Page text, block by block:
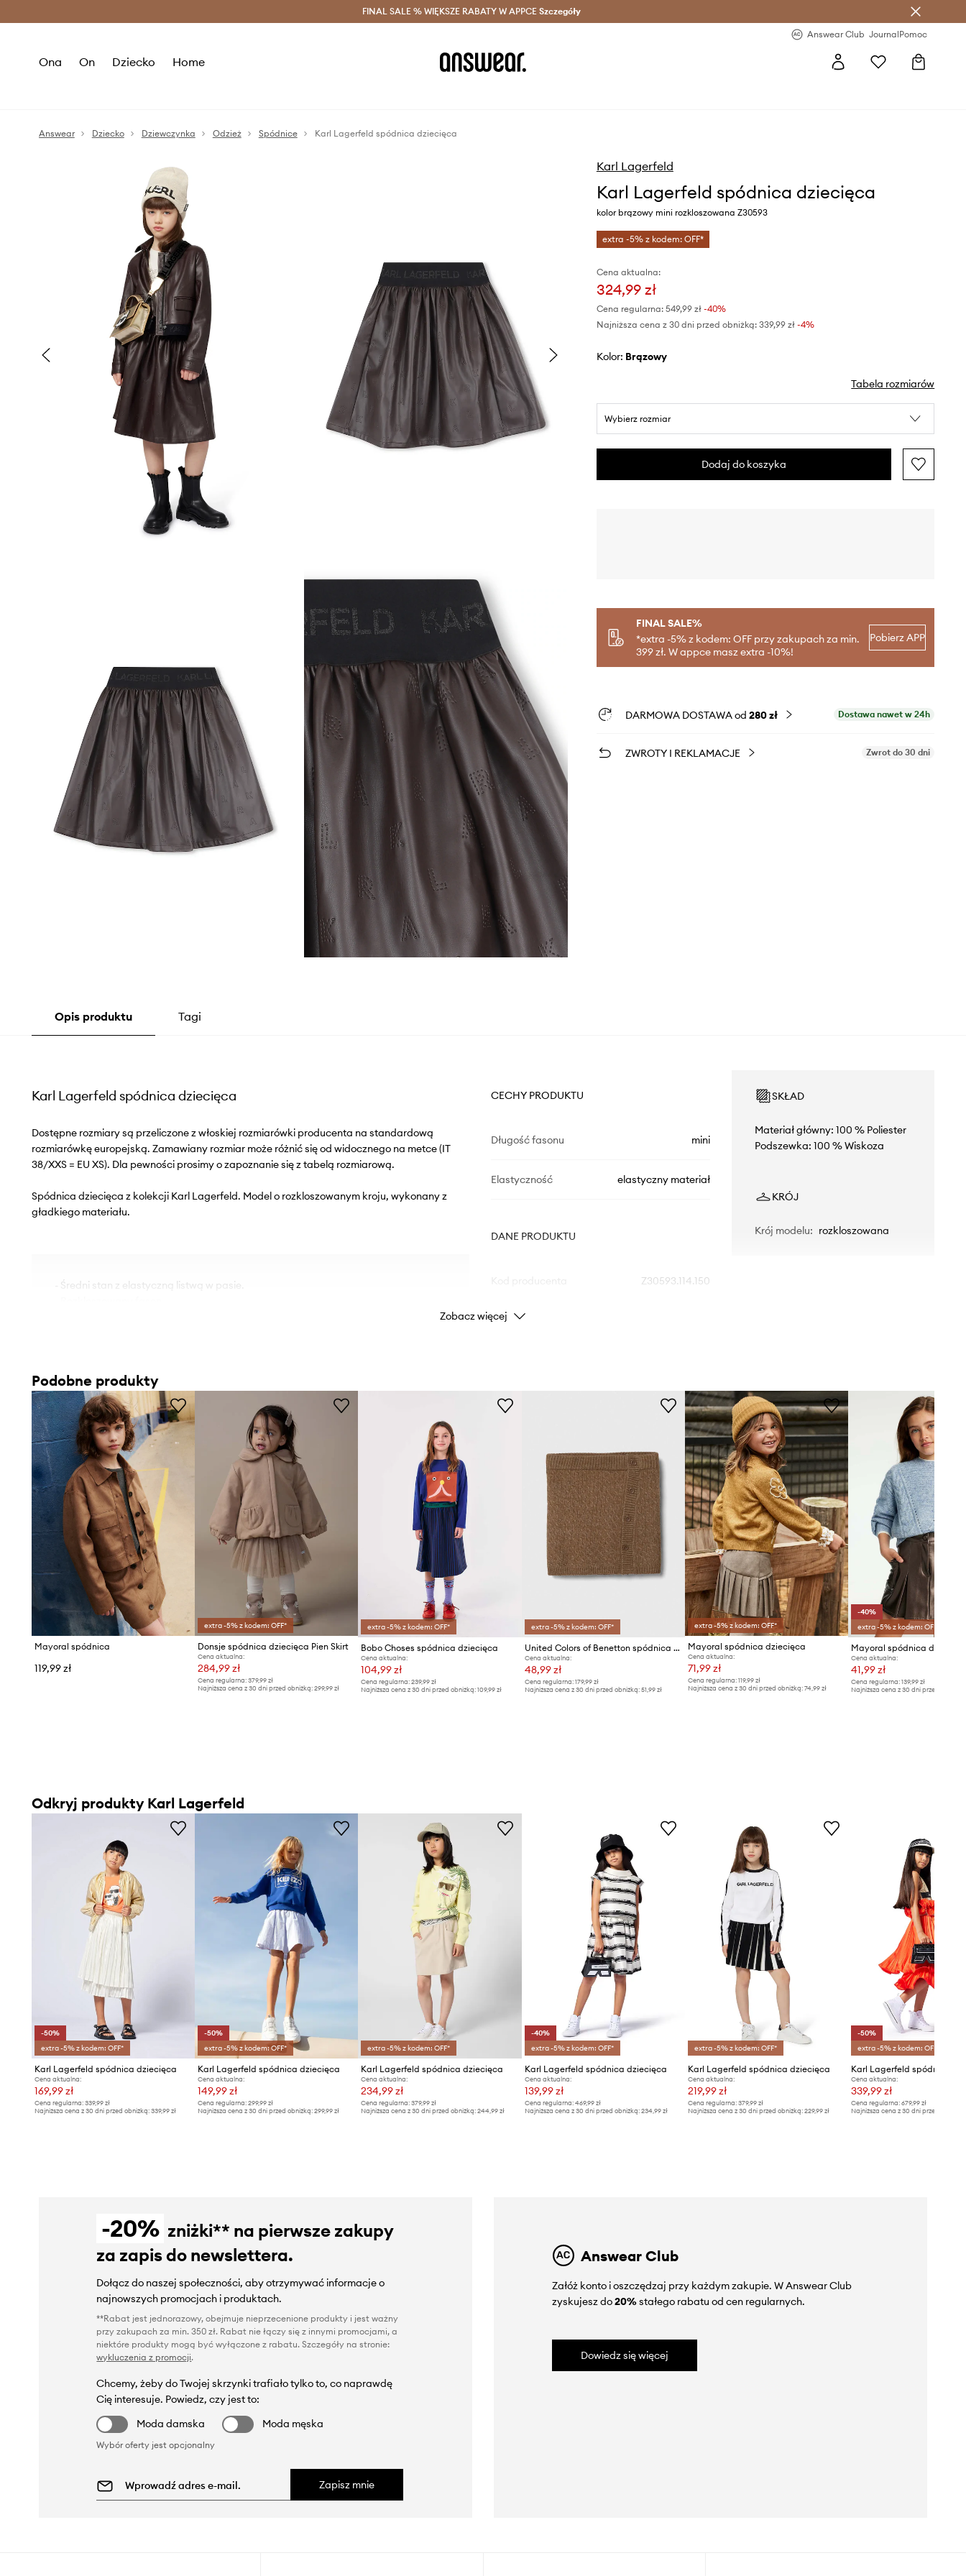
Oszczędzaj z Answear Club > Dostawa nawet w 24h >
FINAL SALE % WIĘKSZE RABATY W APPCE Szczegóły
Answear Club JournalPomoc
Ona On Dziecko Home
Answear Dziecko Dziewczynka Odzież Spódnice Karl Lagerfeld spódnica dziecięca
Karl Lagerfeld
Karl Lagerfeld spódnica dziecięca
kolor brązowy mini rozkloszowana Z30593
extra -5% z kodem: OFF*
Cena aktualna:
324,99 zł
Cena regularna: 549,99 zł-40%
Najniższa cena z 30 dni przed obniżką: 339,99 zł -4%
Kolor: brązowy
Tabela rozmiarów
Wybierz rozmiar
Dodaj do koszyka
FINAL SALE%
*extra -5% z kodem: OFF przy zakupach za min.
399 zł. W appce masz extra -10%!
Pobierz APP
DARMOWA DOSTAWA od 280 zł Dostawa nawet w 24h
ZWROTY I REKLAMACJE Zwrot do 30 dni
Opis produktu Tagi
Karl Lagerfeld spódnica dziecięca
Dostępne rozmiary są przeliczone z włoskiej rozmiarówki producenta na standardową
rozmiarówkę europejską. Zamawiany rozmiar może różnić się od widocznego na metce (IT
38/XXS = EU XS). Dla pewności prosimy o zapoznanie się z tabelą rozmiarową.
Spódnica dziecięca z kolekcji Karl Lagerfeld. Model o rozkloszowanym kroju, wykonany z
gładkiego materiału.
- Średni stan z elastyczną listwą w pasie.
CECHY PRODUKTU
Długość fasonu mini
Elastyczność elastyczny materiał
DANE PRODUKTU
Z30593.114.150
Kolor
Producent
SKŁAD
Materiał główny: 100 % Poliester
Podszewka: 100 % Wiskoza
KRÓJ
Krój modelu: rozkloszowana
Zobacz więcej
Podobne produkty
Mayoral spódnica
119,99 zł
extra -5% z kodem: OFF*
Donsje spódnica dziecięca Pien Skirt
Cena aktualna:
284,99 zł
Cena regularna:379,99 zł
Najniższa cena z 30 dni przed obniżką:299,99 zł
extra -5% z kodem: OFF*
Bobo Choses spódnica dziecięca
Cena aktualna:
104,99 zł
Cena regularna: 239,99 zł
Najniższa cena z 30 dni przed obniżką: 109,99 zł
extra -5% z kodem: OFF*
United Colors of Benetton spódnica dziecięca
Cena aktualna:
48,99 zł
Cena regularna: 179,99 zł
Najniższa cena z 30 dni przed obniżką: 51,99 zł
extra -5% z kodem: OFF*
Mayoral spódnica dziecięca
Cena aktualna:
71,99 zł
Cena regularna:119,99 zł
Najniższa cena z 30 dni przed obniżką:74,99 zł
-40%
extra -5% z kodem: OFF*
Cena aktualna:
41,99 zł
Cena regularna: 139,99 zł
Najniższa cena z 30 dni przed obniżką:
Odkryj produkty Karl Lagerfeld
-50%
extra -5% z kodem: OFF*
Karl Lagerfeld spódnica dziecięca
Cena aktualna:
169,99 zł
Cena regularna: 339,99 zł
Najniższa cena z 30 dni przed obniżką: 339,99 zł
-50%
extra -5% z kodem: OFF*
Karl Lagerfeld spódnica dziecięca
Cena aktualna:
149,99 zł
Cena regularna:299,99 zł
Najniższa cena z 30 dni przed obniżką:299,99 zł
extra -5% z kodem: OFF*
Karl Lagerfeld spódnica dziecięca
Cena aktualna:
234,99 zł
Cena regularna: 379,99 zł
Najniższa cena z 30 dni przed obniżką: 244,99 zł
-40%
extra -5% z kodem: OFF*
Karl Lagerfeld spódnica dziecięca
Cena aktualna:
139,99 zł
Cena regularna: 469,99 zł
Najniższa cena z 30 dni przed obniżką: 234,99 zł
extra -5% z kodem: OFF*
Karl Lagerfeld spódnica dziecięca
Cena aktualna:
219,99 zł
Cena regularna:379,99 zł
Najniższa cena z 30 dni przed obniżką:229,99 zł
-50%
extra -5% z kodem: OFF*
Karl Lagerfeld spódnica
Cena aktualna:
339,99 zł
Cena regularna: 679,99 zł
Najniższa cena z 30 dni przed obniżką:
-20% zniżki** na pierwsze zakupy
za zapis do newslettera.
Dołącz do naszej społeczności, aby otrzymywać informacje o
najnowszych promocjach i produktach.
**Rabat jest jednorazowy, obejmuje nieprzecenione produkty i jest ważny
przy zakupach za min. 350 zł. Rabat nie łączy się z innymi promocjami, a
niektóre produkty mogą być wyłączone z rabatu. Szczegóły na stronie:
wykluczenia z promocji.
Chcemy, żeby do Twojej skrzynki trafiało tylko to, co naprawdę
Cię interesuje. Powiedz, czy jest to:
Moda damska
Moda męska
Wybór oferty jest opcjonalny
Zapisz mnie
Answear Club
Załóż konto i oszczędzaj przy każdym zakupie. W Answear Club
zyskujesz do20%stałego rabatu od cen regularnych.
Dowiedz się więcej